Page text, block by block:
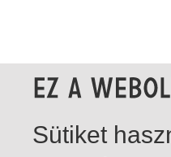
Sütiket